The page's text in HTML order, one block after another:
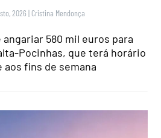
2026 | Cristina Mendonça
angariar 580 mil euros para
Pocinhas, que terá horário
aos fins de semana